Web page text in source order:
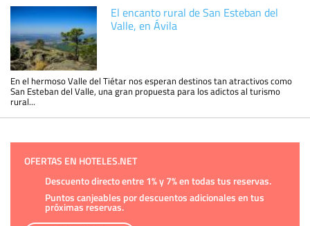
El encanto rural de San Esteban del
Valle, en Ávila
En el hermoso Valle del Tiétar nos esperan destinos tan atractivos como
San Esteban del Valle, una gran propuesta para los adictos al turismo
rural...
OFERTAS EN HOTELES.NET
Descuento directo entre 1% y 7% en todas tus reservas.
Puntos canjeables por descuentos adicionales en tus
próximas reservas.